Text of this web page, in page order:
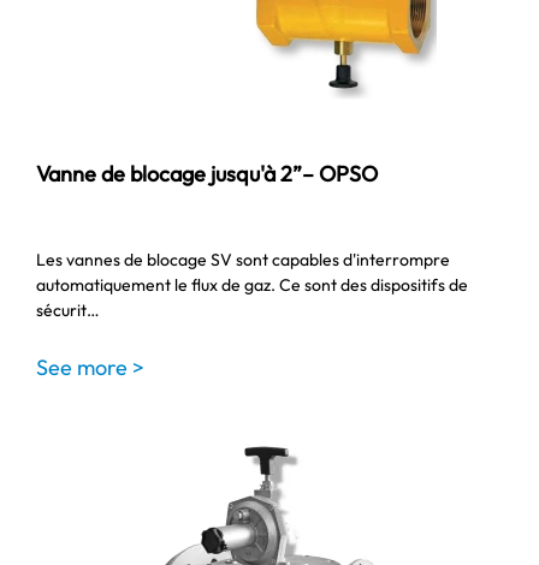
Vanne de blocage jusqu'à 2”– OPSO
Les vannes de blocage SV sont capables d'interrompre
automatiquement le flux de gaz. Ce sont des dispositifs de
sécurit…
See more >